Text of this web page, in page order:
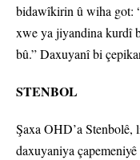
bidawîkirin û wiha got:
xwe ya jiyandina kurdî
bû.” Daxuyanî bi
STENBOL
Şaxa OHD’a Stenbolê,
daxuyaniya